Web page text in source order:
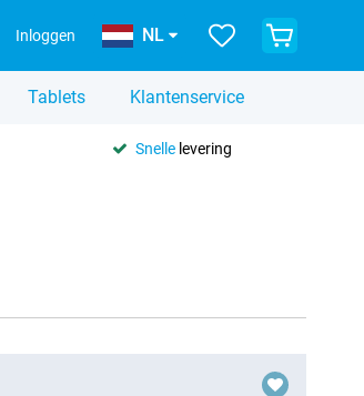
Inloggen NL
Tablets Klantenservice
Snellelevering